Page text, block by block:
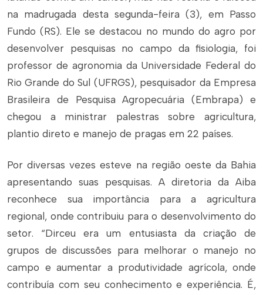
na madrugada desta segunda-feira (3), em Passo
Fundo (RS). Ele se destacou no mundo do agro por
desenvolver pesquisas no campo da fisiologia, foi
professor de agronomia da Universidade Federal do
Rio Grande do Sul (UFRGS), pesquisador da Empresa
Brasileira de Pesquisa Agropecuária (Embrapa) e
chegou a ministrar palestras sobre agricultura,
plantio direto e manejo de pragas em 22 países.
Por diversas vezes esteve na região oeste da Bahia
apresentando suas pesquisas. A diretoria da Aiba
reconhece sua importância para a agricultura
regional, onde contribuiu para o desenvolvimento do
setor. “Dirceu era um entusiasta da criação de
grupos de discussões para melhorar o manejo no
campo e aumentar a produtividade agrícola, onde
contribuía com seu conhecimento e experiência. É,